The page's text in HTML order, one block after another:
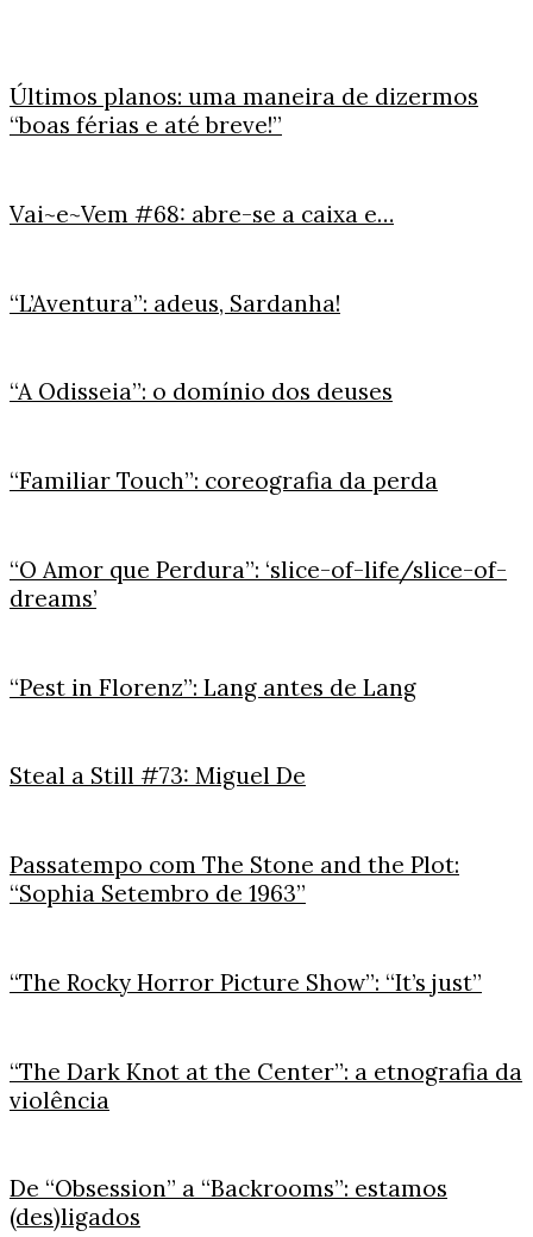
Últimos planos: uma maneira de dizermos
“boas férias e até breve!”
Vai~e~Vem #68: abre-se a caixa e…
“L’Aventura”: adeus, Sardanha!
“A Odisseia”: o domínio dos deuses
“Familiar Touch”: coreografia da perda
“O Amor que Perdura”: ‘slice-of-life/slice-of-
dreams’
“Pest in Florenz”: Lang antes de Lang
Steal a Still #73: Miguel De
Passatempo com The Stone and the Plot:
“Sophia Setembro de 1963”
“The Rocky Horror Picture Show”: “It’s just”
“The Dark Knot at the Center”: a etnografia da
violência
De “Obsession” a “Backrooms”: estamos
(des)ligados